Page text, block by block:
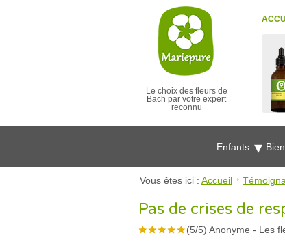
Le choix des fleurs de
Bach par votre expert
reconnu
Enfants
Vous êtes ici : Accueil
Pas de crises de
(5/5) Anonyme - Les